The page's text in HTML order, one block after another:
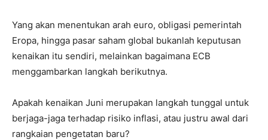
Yang akan menentukan arah euro, obligasi pemerintah
Eropa, hingga pasar saham global bukanlah keputusan
kenaikan itu sendiri, melainkan bagaimana ECB
menggambarkan langkah berikutnya.
Apakah kenaikan Juni merupakan langkah tunggal untuk
berjaga-jaga terhadap risiko inflasi, atau justru awal dari
rangkaian pengetatan baru?